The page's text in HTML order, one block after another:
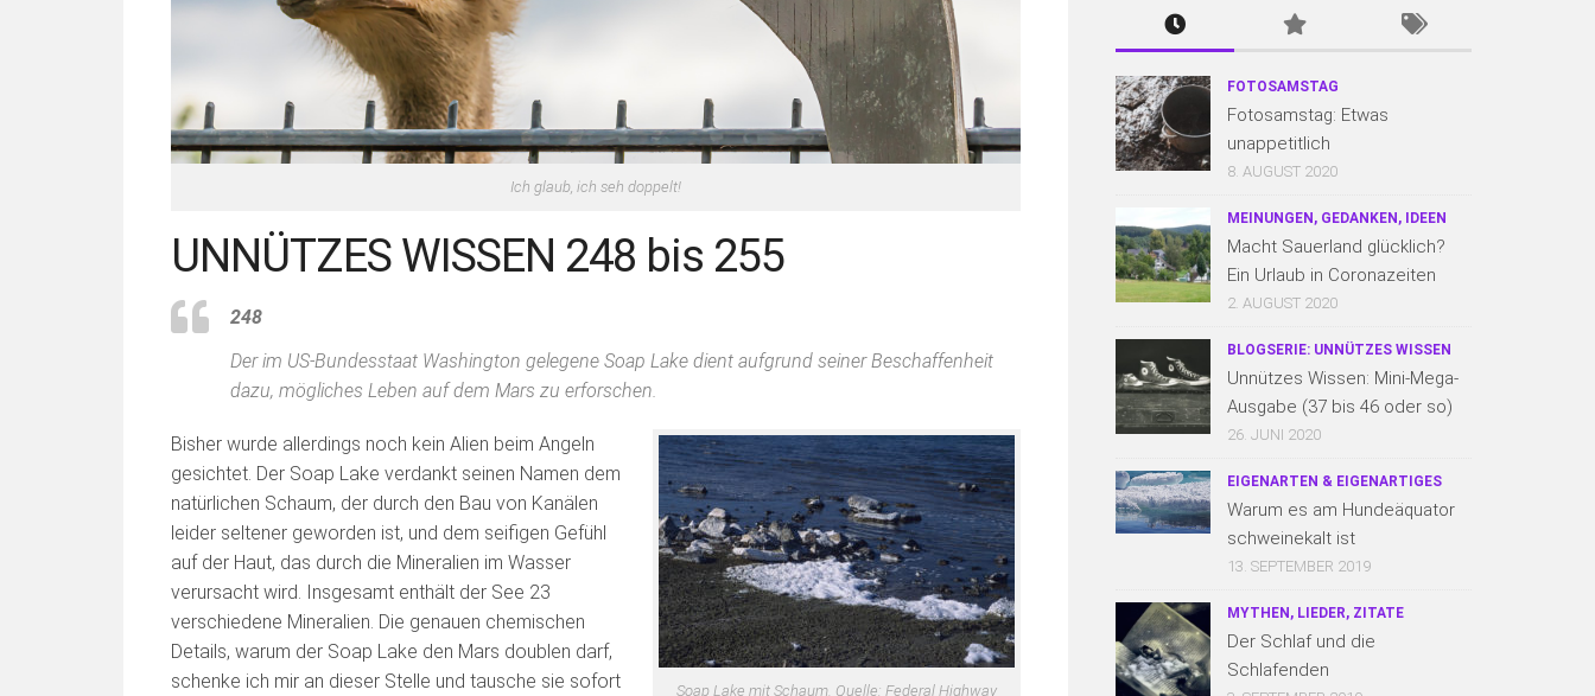
Ich glaub, ich seh doppelt!
UNNÜTZES WISSEN 248 bis 255
248
Der im US-Bundesstaat Washington gelegene Soap Lake dient aufgrund seiner Beschaffenheit
dazu, mögliches Leben auf dem Mars zu erforschen.
Soap Lake mit Schaum. Quelle: Federal Highway
Bisher wurde allerdings noch kein Alien beim Angeln
gesichtet. Der Soap Lake verdankt seinen Namen dem
natürlichen Schaum, der durch den Bau von Kanälen
leider seltener geworden ist, und dem seifigen Gefühl
auf der Haut, das durch die Mineralien im Wasser
verursacht wird. Insgesamt enthält der See 23
verschiedene Mineralien. Die genauen chemischen
Details, warum der Soap Lake den Mars doublen darf,
schenke ich mir an dieser Stelle und tausche sie sofort
FOTOSAMSTAG
Fotosamstag: Etwas
unappetitlich
8. AUGUST 2020
MEINUNGEN, GEDANKEN, IDEEN
Macht Sauerland glücklich?
Ein Urlaub in Coronazeiten
2. AUGUST 2020
BLOGSERIE: UNNÜTZES WISSEN
Unnützes Wissen: Mini-Mega-
Ausgabe (37 bis 46 oder so)
26. JUNI 2020
EIGENARTEN & EIGENARTIGES
Warum es am Hundeäquator
schweinekalt ist
13. SEPTEMBER 2019
MYTHEN, LIEDER, ZITATE
Der Schlaf und die
Schlafenden